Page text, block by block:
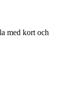
med kort och